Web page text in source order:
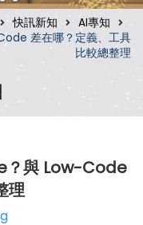
快訊新知
AI專知
差在哪？定義、工具
比較總整理
？與 Low-Code
理